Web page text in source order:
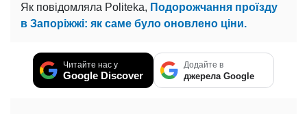
Як повідомляла Politeka, Подорожчання проїзду
в Запоріжжі: як саме було оновлено ціни.
Читайте нас у
Google Discover
Додайте в
джерела Google